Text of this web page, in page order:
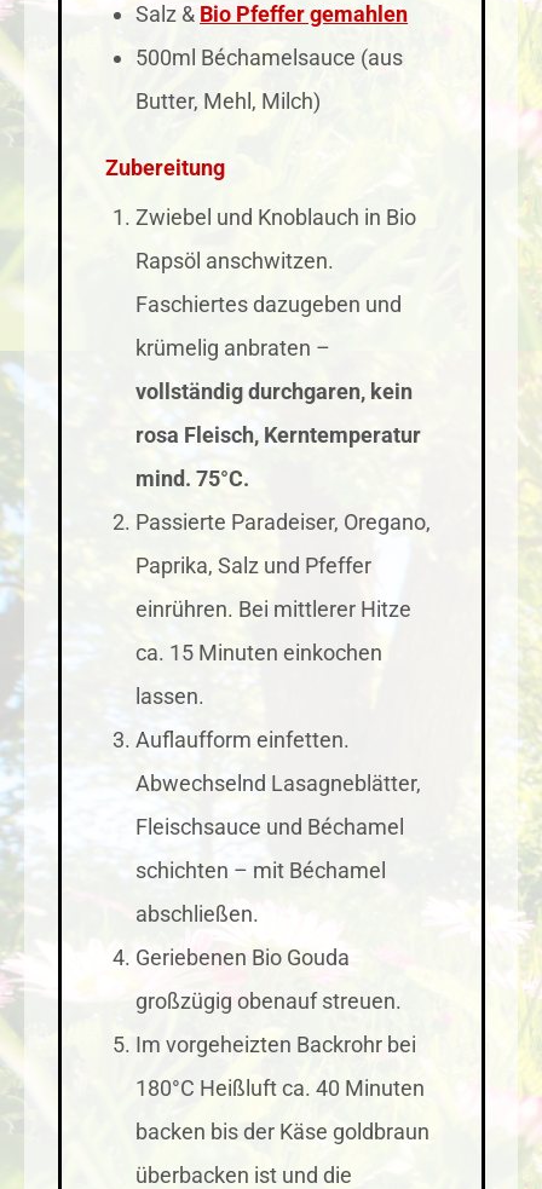
Salz & Bio Pfeffer gemahlen
500ml Béchamelsauce (aus
Butter, Mehl, Milch)
Zubereitung
Zwiebel und Knoblauch in Bio
Rapsöl anschwitzen.
Faschiertes dazugeben und
krümelig anbraten –
vollständig durchgaren, kein
rosa Fleisch, Kerntemperatur
mind. 75°C.
Passierte Paradeiser, Oregano,
Paprika, Salz und Pfeffer
einrühren. Bei mittlerer Hitze
ca. 15 Minuten einkochen
lassen.
Auflaufform einfetten.
Abwechselnd Lasagneblätter,
Fleischsauce und Béchamel
schichten – mit Béchamel
abschließen.
Geriebenen Bio Gouda
großzügig obenauf streuen.
Im vorgeheizten Backrohr bei
180°C Heißluft ca. 40 Minuten
backen bis der Käse goldbraun
überbacken ist und die